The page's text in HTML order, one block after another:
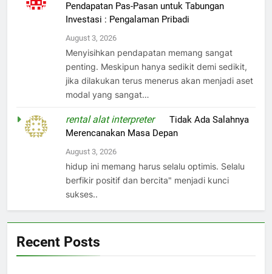
Pendapatan Pas-Pasan untuk Tabungan
Investasi : Pengalaman Pribadi
August 3, 2026
Menyisihkan pendapatan memang sangat
penting. Meskipun hanya sedikit demi sedikit,
jika dilakukan terus menerus akan menjadi aset
modal yang sangat…
rental alat interpreteronTidak Ada Salahnya
Merencanakan Masa Depan
August 3, 2026
hidup ini memang harus selalu optimis. Selalu
berfikir positif dan bercita" menjadi kunci
sukses..
Recent Posts